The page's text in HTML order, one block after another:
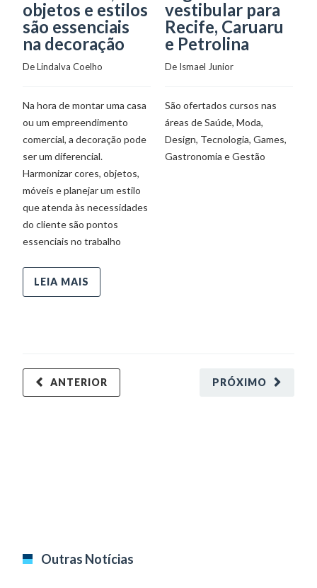
objetos e estilos
são essenciais
na decoração
De Lindalva Coelho
Na hora de montar uma casa
ou um empreendimento
comercial, a decoração pode
ser um diferencial.
Harmonizar cores, objetos,
móveis e planejar um estilo
que atenda às necessidades
do cliente são pontos
essenciais no trabalho
LEIA MAIS
vestibular para
Recife, Caruaru
e Petrolina
De Ismael Junior
São ofertados cursos nas
áreas de Saúde, Moda,
Design, Tecnologia, Games,
Gastronomia e Gestão
PRÓXIMO
ANTERIOR
Outras Notícias